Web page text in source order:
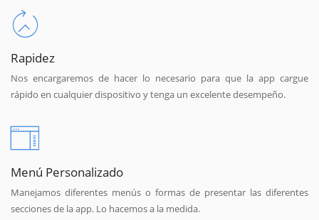
Rapidez
Nos encargaremos de hacer lo necesario para que la app cargue
rápido en cualquier dispositivo y tenga un excelente desempeño.
Menú Personalizado
Manejamos diferentes menús o formas de presentar las diferentes
secciones de la app. Lo hacemos a la medida.